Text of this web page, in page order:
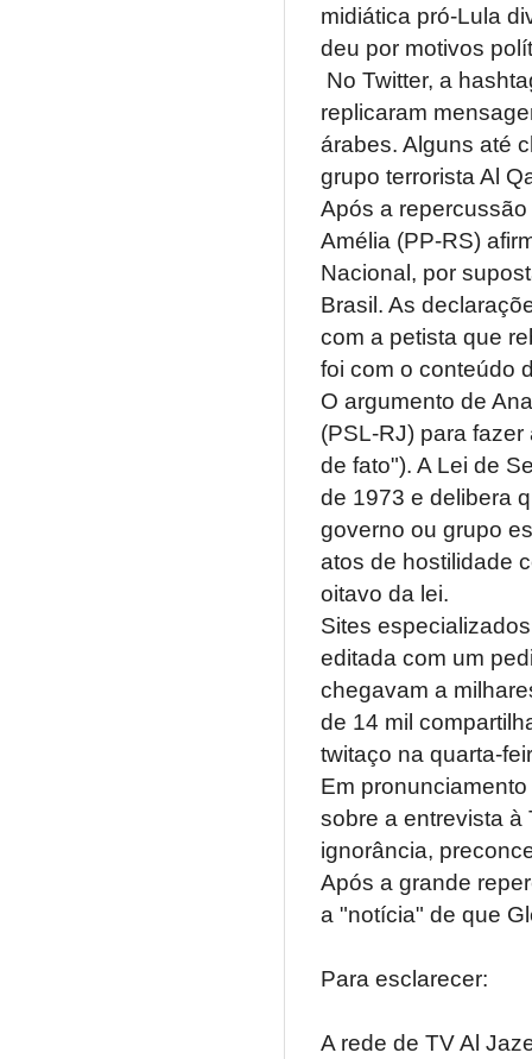
midiática pró-Lula
deu por motivos
No Twitter, a
replicaram
árabes. Alguns até
grupo terrorista Al
Após a
Amélia (PP-RS)
Nacional, por
Brasil. As
com a petista que
foi com o conteúdo
O argumento de
(PSL-RJ) para
de fato"). A Lei de
de 1973 e delibera
governo ou grupo
atos de hostilidade
oitavo da lei.
Sites
editada com um
chegavam a
de 14 mil
twitaço na quarta-
Em
sobre a entrevista
ignorância,
Após a grande
a "notícia" de que
Para esclarecer:
A rede de TV Al